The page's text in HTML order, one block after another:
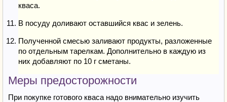
кваса.
В посуду доливают оставшийся квас и зелень.
Полученной смесью заливают продукты, разложенные
по отдельным тарелкам. Дополнительно в каждую из
них добавляют по 10 г сметаны.
Меры предосторожности
При покупке готового кваса надо внимательно изучить